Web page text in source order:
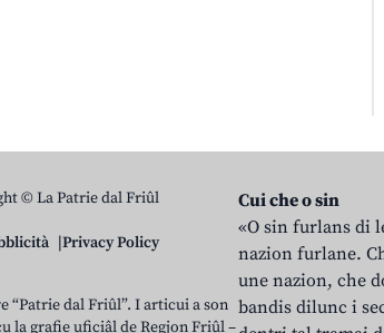
© La Patrie dal Friûl
Privacy Policy
“Patrie dal Friûl”. I articui a son
la grafie uficiâl de Regjon Friûl –
Cui che o sin
«O sin furlans di
nazion furlane.
une nazion, che
bandis dilunc i